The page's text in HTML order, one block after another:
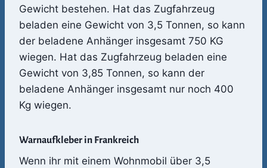
Gewicht bestehen. Hat das Zugfahrzeug
beladen eine Gewicht von 3,5 Tonnen, so kann
der beladene Anhänger insgesamt 750 KG
wiegen. Hat das Zugfahrzeug beladen eine
Gewicht von 3,85 Tonnen, so kann der
beladene Anhänger insgesamt nur noch 400
Kg wiegen.
Warnaufkleber in Frankreich
Wenn ihr mit einem Wohnmobil über 3,5